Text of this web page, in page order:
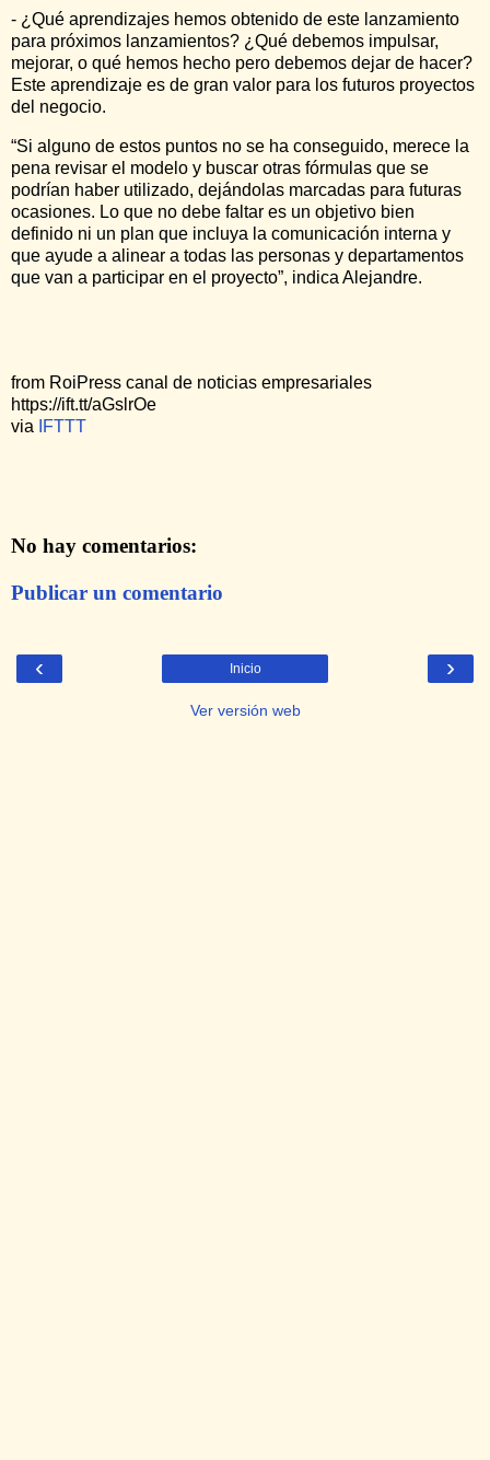
- ¿Qué aprendizajes hemos obtenido de este lanzamiento
para próximos lanzamientos? ¿Qué debemos impulsar,
mejorar, o qué hemos hecho pero debemos dejar de hacer?
Este aprendizaje es de gran valor para los futuros proyectos
del negocio.
“Si alguno de estos puntos no se ha conseguido, merece la
pena revisar el modelo y buscar otras fórmulas que se
podrían haber utilizado, dejándolas marcadas para futuras
ocasiones. Lo que no debe faltar es un objetivo bien
definido ni un plan que incluya la comunicación interna y
que ayude a alinear a todas las personas y departamentos
que van a participar en el proyecto”, indica Alejandre.
from RoiPress canal de noticias empresariales
https://ift.tt/aGslrOe
via
IFTTT
No hay comentarios:
Publicar un comentario
‹ ›
Inicio
Ver versión web